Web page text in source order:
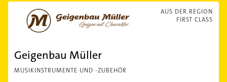
AUS DER REGION
FIRST CLASS
Geigenbau Müller
MUSIKINSTRUMENTE UND -ZUBEHÖR